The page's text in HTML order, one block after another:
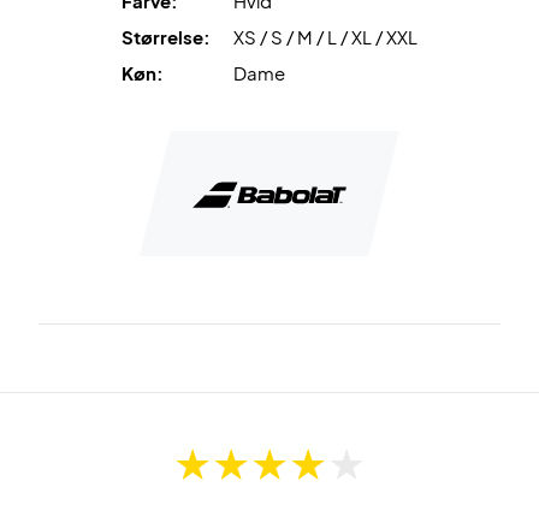
Størrelse:
XS / S / M / L / XL / XXL
Køn:
Dame